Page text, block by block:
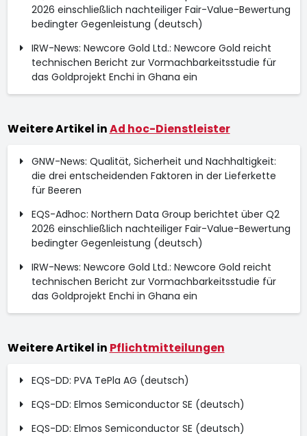
2026 einschließlich nachteiliger Fair-Value-Bewertung
bedingter Gegenleistung (deutsch)
IRW-News: Newcore Gold Ltd.: Newcore Gold reicht
technischen Bericht zur Vormachbarkeitsstudie für
das Goldprojekt Enchi in Ghana ein
Weitere Artikel inAd hoc-Dienstleister
GNW-News: Qualität, Sicherheit und Nachhaltigkeit:
die drei entscheidenden Faktoren in der Lieferkette
für Beeren
EQS-Adhoc: Northern Data Group berichtet über Q2
2026 einschließlich nachteiliger Fair-Value-Bewertung
bedingter Gegenleistung (deutsch)
IRW-News: Newcore Gold Ltd.: Newcore Gold reicht
technischen Bericht zur Vormachbarkeitsstudie für
das Goldprojekt Enchi in Ghana ein
Weitere Artikel in Pflichtmitteilungen
EQS-DD: PVA TePla AG (deutsch)
EQS-DD: Elmos Semiconductor SE (deutsch)
EQS-DD: Elmos Semiconductor SE (deutsch)